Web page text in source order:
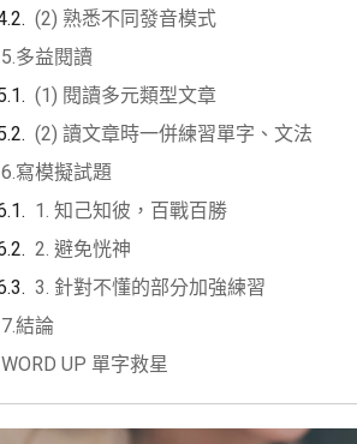
(2) 熟悉不同發音模式
5.多益閱讀
(1) 閱讀多元類型文章
(2) 讀文章時一併練習單字、文法
6.寫模擬試題
1. 知己知彼，百戰百勝
2. 避免恍神
3. 針對不懂的部分加強練習
7.結論
WORD UP 單字救星